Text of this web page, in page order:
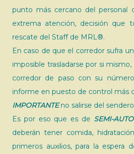
punto más cercano del personal
extrema atención, decisión que
rescate del Staff de MRL®.
En caso de que el corredor sufra
imposible trasladarse por si
corredor de paso con su
informe en puesto de control más
IMPORTANTEno salirse del
Es por eso que es de SEMI-
deberán tener comida,
primeros auxilios, para la espera